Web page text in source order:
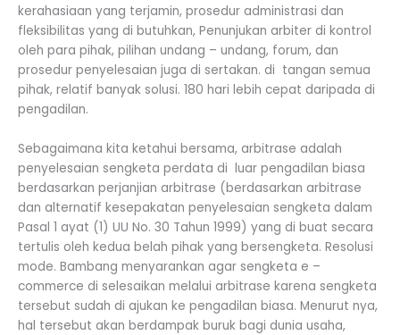
kerahasiaan yang terjamin, prosedur administrasi dan
fleksibilitas yang di butuhkan, Penunjukan arbiter di kontrol
oleh para pihak, pilihan undang – undang, forum, dan
prosedur penyelesaian juga di sertakan. di tangan semua
pihak, relatif banyak solusi. 180 hari lebih cepat daripada di
pengadilan.
Sebagaimana kita ketahui bersama, arbitrase adalah
penyelesaian sengketa perdata di luar pengadilan biasa
berdasarkan perjanjian arbitrase (berdasarkan arbitrase
dan alternatif kesepakatan penyelesaian sengketa dalam
Pasal 1 ayat (1) UU No. 30 Tahun 1999) yang di buat secara
tertulis oleh kedua belah pihak yang bersengketa. Resolusi
mode. Bambang menyarankan agar sengketa e –
commerce di selesaikan melalui arbitrase karena sengketa
tersebut sudah di ajukan ke pengadilan biasa. Menurut nya,
hal tersebut akan berdampak buruk bagi dunia usaha,